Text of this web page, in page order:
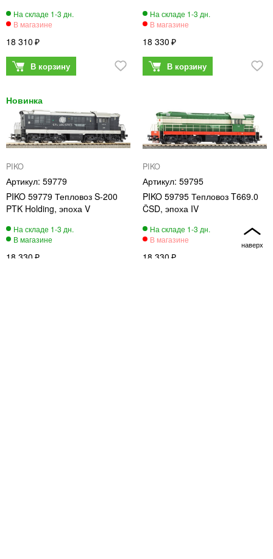
18 310 18 330
PIKO
59779
PIKO 59779 Тепловоз S-200
PTK Holding, эпоха V
18 330
PIKO
59795
PIKO 59795 Тепловоз T669.0
ČSD, эпоха IV
18 330